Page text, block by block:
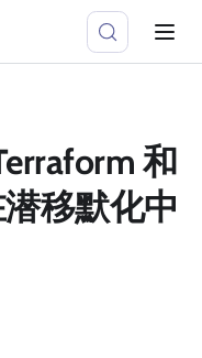
和
移默化中